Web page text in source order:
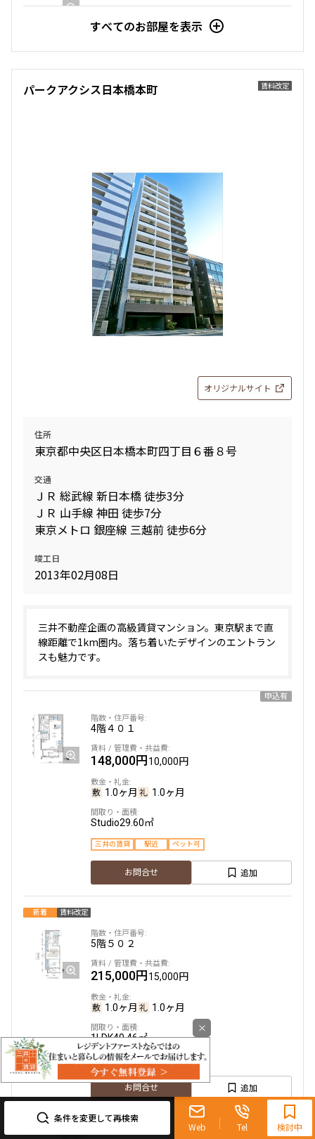
条件を変更して再検索
Web Tel
0120-321-719
9:30~18:00（水曜定休）
検討中
8階８０５
1.0ヶ月 無
お問合せ
12階１２０４
213,000円15,000円
1.0ヶ月 無
1LDK+DEN40.45㎡
追加
すべてのお部屋を表示
賃料改定
パークアクシス日本橋本町
オリジナルサイト
住所
東京都中央区日本橋本町四丁目６番８号
交通
ＪＲ 総武線 新日本橋 徒歩3分
ＪＲ 山手線 神田 徒歩7分
東京メトロ 銀座線 三越前 徒歩6分
竣工日
2013年02月08日
三井不動産企画の高級賃貸マンション。東京駅まで直
線距離で1km圏内。落ち着いたデザインのエントラン
スも魅力です。
申込有
4階４０１
148,000円10,000円
1.0ヶ月 1.0ヶ月
Studio29.60㎡
三井の賃貸 駅近 ペット可
お問合せ 追加
新着 賃料改定
5階５０２
215,000円15,000円
1.0ヶ月 1.0ヶ月
1LDK40.46㎡
三井の賃貸 駅近 ペット可
お問合せ 追加
×